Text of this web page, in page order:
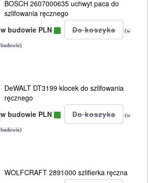
BOSCH 2607000635 uchwyt paca do
szlifowania ręcznego
w budowie PLN
(w
budowie)
DeWALT DT3199 klocek do szlifowania
ręcznego
w budowie PLN
(w
budowie)
WOLFCRAFT 2891000 szlifierka ręczna